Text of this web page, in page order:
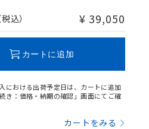
込） ¥ 39,050
カートに追加
における出荷予定日は、カートに追加
き：価格・納期の確認」画面にてご確
カートをみる